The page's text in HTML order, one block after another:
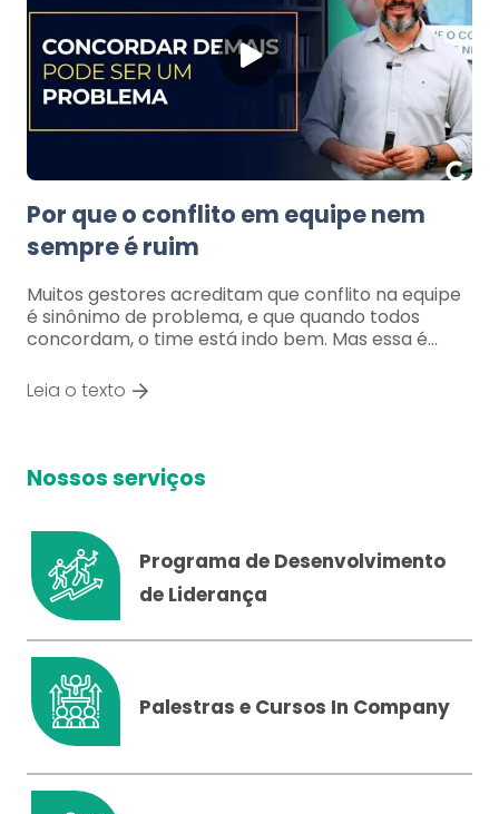
Por que o conflito em equipe nem
sempre é ruim
Muitos gestores acreditam que conflito na equipe
é sinônimo de problema, e que quando todos
concordam, o time está indo bem. Mas essa é…
Leia o texto
Nossos serviços
Programa de Desenvolvimento
de Liderança
Palestras e Cursos In Company